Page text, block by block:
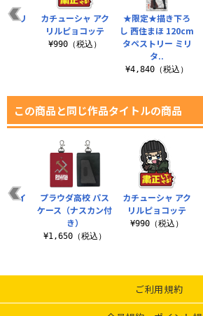
★限定★描き下ろ
し 西住まほ 120cm
タペストリー ミリ
タ..
¥4,840（税込）
クリ
カチューシャ アク
リルピョコッテ
¥990（税込）
この商品と同じ作品タイトルの商品
カチューシャ アク
リルピョコッテ
¥990（税込）
コイ
プラウダ高校 パス
ケース（ナスカン付
き）
¥1,650（税込）
ご利用規約